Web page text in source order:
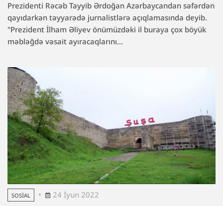
Prezidenti Rəcəb Tayyib Ərdoğan Azərbaycandan səfərdən
qayıdarkən təyyarədə jurnalistlərə açıqlamasında deyib.
"Prezident İlham Əliyev önümüzdəki il buraya çox böyük
məbləğdə vəsait ayıracaqlarını...
SOSIAL 24 İyun 2022